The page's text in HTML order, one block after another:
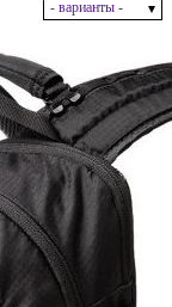
- варианты -